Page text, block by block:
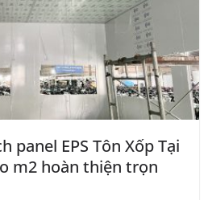
panel EPS Tôn Xốp Tại
m2 hoàn thiện trọn